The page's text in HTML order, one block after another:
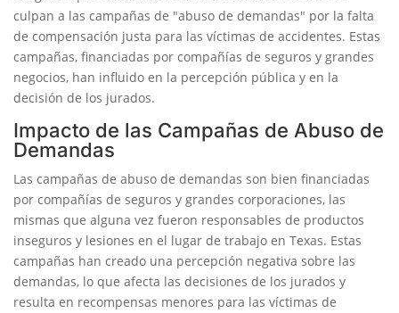
culpan a las campañas de "abuso de demandas" por la falta
de compensación justa para las víctimas de accidentes. Estas
campañas, financiadas por compañías de seguros y grandes
negocios, han influido en la percepción pública y en la
decisión de los jurados.
Impacto de las Campañas de Abuso de
Demandas
Las campañas de abuso de demandas son bien financiadas
por compañías de seguros y grandes corporaciones, las
mismas que alguna vez fueron responsables de productos
inseguros y lesiones en el lugar de trabajo en Texas. Estas
campañas han creado una percepción negativa sobre las
demandas, lo que afecta las decisiones de los jurados y
resulta en recompensas menores para las víctimas de